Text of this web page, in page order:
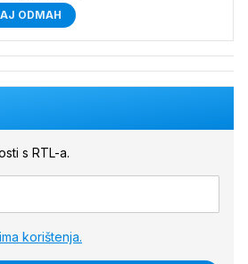
ODMAH
s RTL-a.
korištenja.